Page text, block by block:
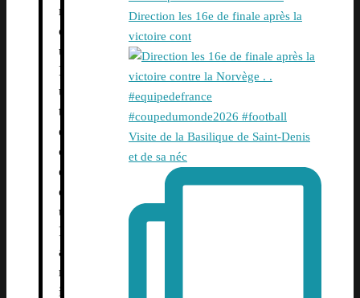
r
d
u
L
u
t
è
c
e
d
u
P
a
r
i
Direction les 16e de finale après la
victoire cont
Visite de la Basilique de Saint-Denis
et de sa néc